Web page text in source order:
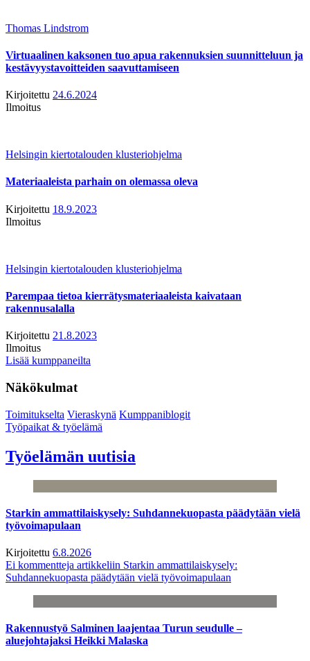
Thomas Lindstrom
Virtuaalinen kaksonen tuo apua rakennuksien suunnitteluun ja
kestävyystavoitteiden saavuttamiseen
Kirjoitettu 24.6.2024
Ilmoitus
Helsingin kiertotalouden klusteriohjelma
Materiaaleista parhain on olemassa oleva
Kirjoitettu 18.9.2023
Ilmoitus
Helsingin kiertotalouden klusteriohjelma
Parempaa tietoa kierrätysmateriaaleista kaivataan
rakennusalalla
Kirjoitettu 21.8.2023
Ilmoitus
Lisää kumppaneilta
Näkökulmat
Toimitukselta Vieraskynä Kumppaniblogit
Työpaikat & työelämä
Työelämän uutisia
Starkin ammattilaiskysely: Suhdannekuopasta päädytään vielä
työvoimapulaan
Kirjoitettu 6.8.2026
Ei kommentteja artikkeliin Starkin ammattilaiskysely:
Suhdannekuopasta päädytään vielä työvoimapulaan
Rakennustyö Salminen laajentaa Turun seudulle –
aluejohtajaksi Heikki Malaska